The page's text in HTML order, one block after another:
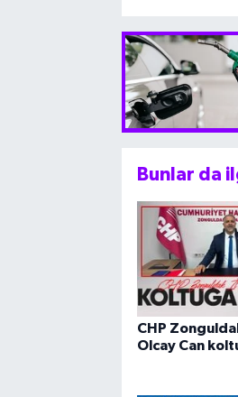
Bunlar da
CHP
Olcay Can